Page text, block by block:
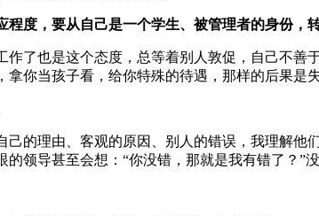
度，要从自己是一个学生、被管理者的身份，
了也是这个态度，总等着别人敦促，自己不
你当孩子看，给你特殊的待遇，那样的后果是
的理由、客观的原因、别人的错误，我理解
领导甚至会想：“你没错，那就是我有错了？”